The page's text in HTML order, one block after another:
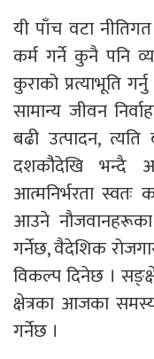
यी पाँच वटा
कर्म गर्ने कुनै पनि
कुराको प्रत्याभूति
सामान्य जीवन
बढी उत्पादन,
दशकौं‌देखि भन्दै
आत्मनिर्भरता स्वतः
आउने
गर्नेछ, वैदेशिक
विकल्प दिनेछ ।
क्षेत्रका आजका
गर्नेछ ।